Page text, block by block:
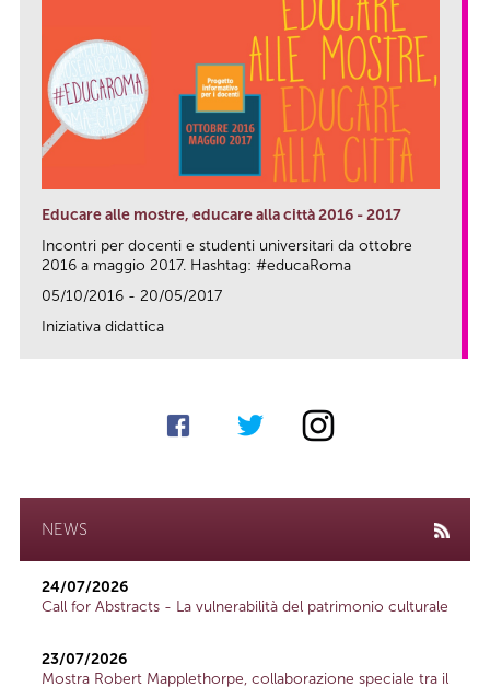
Educare alle mostre, educare alla città 2016 - 2017
Incontri per docenti e studenti universitari da ottobre
2016 a maggio 2017. Hashtag: #educaRoma
05/10/2016 - 20/05/2017
Iniziativa didattica
NEWS
24/07/2026
Call for Abstracts - La vulnerabilità del patrimonio culturale
23/07/2026
Mostra Robert Mapplethorpe, collaborazione speciale tra il